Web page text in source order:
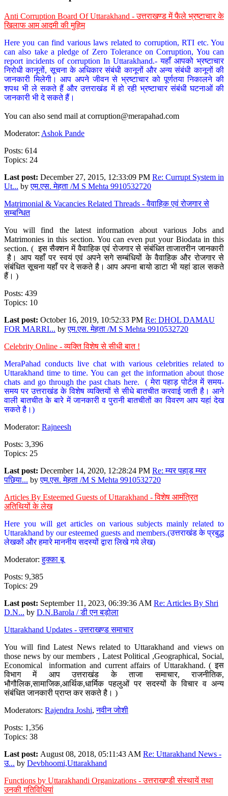
Anti Corruption Board Of Uttarakhand - उत्तराखण्ड में फैले भ्रष्टाचार के
खिलाफ आम आदमी की मुहिम
Here you can find various laws related to corruption, RTI etc. You
can also take a pledge of Zero Tolerance on Corruption, You can
report incidents of corruption In Uttarakhand.- यहाँ आपको भ्रष्टाचार
निरोधी कानूनों, सूचना के अधिकार संबंधी कानूनों और अन्य संबंधी कानूनों की
जानकारी मिलेगी। आप अपने जीवन से भ्रष्टाचार को पूर्णतया निकालने की
शपथ भी ले सकते हैं और उत्तराखंड में हो रही भ्रष्टाचार संबंधी घटनाओं की
जानकारी भी दे सकते हैं।
You can also send mail at corruption@merapahad.com
Moderator: Ashok Pande
Posts: 614
Topics: 24
Last post: December 27, 2015, 12:33:09 PM Re: Currupt System in
Ut... byएम.एस. मेहता /M S Mehta 9910532720
Matrimonial & Vacancies Related Threads - वैवाहिक एवं रोजगार से
सम्बन्धित
You will find the latest information about various Jobs and
Matrimonies in this section. You can even put your Biodata in this
section. ( इस सैक्शन में वैवाहिक एवं रोजगार से संबंधित ताजातरीन जानकारी
है। आप यहाँ पर स्वयं एवं अपने सगे सम्बंधियों के वैवाहिक और रोजगार से
संबंधित सूचना यहाँ पर दे सकते है। आप अपना बायो डाटा भी यहां डाल सकते
हैं। )
Posts: 439
Topics: 10
Last post: October 16, 2019, 10:52:33 PM Re: DHOL DAMAU
FOR MARRI... byएम.एस. मेहता /M S Mehta 9910532720
Celebrity Online - व्यक्ति विशेष से सीधी बात !
MeraPahad conducts live chat with various celebrities related to
Uttarakhand time to time. You can get the information about those
chats and go through the past chats here. ( मेरा पहाड़ पोर्टल में समय-
समय पर उत्तराखंड के विशेष व्यक्तियों से सीधे बातचीत करवाई जाती है। आने
वाली बातचीत के बारे में जानकारी व पुरानी बातचीतों का विवरण आप यहां देख
सकते है।)
Moderator: Rajneesh
Posts: 3,396
Topics: 25
Last post: December 14, 2020, 12:28:24 PM Re: म्यर पहाड़ म्यर
पछिया... byएम.एस. मेहता /M S Mehta 9910532720
Articles By Esteemed Guests of Uttarakhand - विशेष आमंत्रित
अतिथियों के लेख
Here you will get articles on various subjects mainly related to
Uttarakhand by our esteemed guests and members.(उत्तराखंड के प्रबुद्ध
लेखकों और हमारे माननीय सदस्यों द्वारा लिखे गये लेख)
Moderator:हुक्का बू
Posts: 9,385
Topics: 29
Last post: September 11, 2023, 06:39:36 AM Re: Articles By Shri
D.N... by D.N.Barola / डी एन बड़ोला
Uttarakhand Updates - उत्तराखण्ड समाचार
You will find Latest News related to Uttarakhand and views on
those news by our members , Latest Political ,Geographical, Social,
Economical information and current affairs of Uttarakhand. ( इस
विभाग में आप उत्तराखंड के ताजा समाचार, राजनीतिक,
भौगौलिक,सामाजिक,आर्थिक,धार्मिक पहलुओं पर सदस्यों के विचार व अन्य
संबंधित जानकारी प्राप्त कर सकते है। )
Moderators: Rajendra Joshi,नवीन जोशी
Posts: 1,356
Topics: 38
Last post: August 08, 2018, 05:11:43 AM Re: Uttarakhand News -
उ... by Devbhoomi,Uttarakhand
Functions by Uttarakhandi Organizations - उत्तराखण्डी संस्थायें तथा
उनकी गतिविधियां